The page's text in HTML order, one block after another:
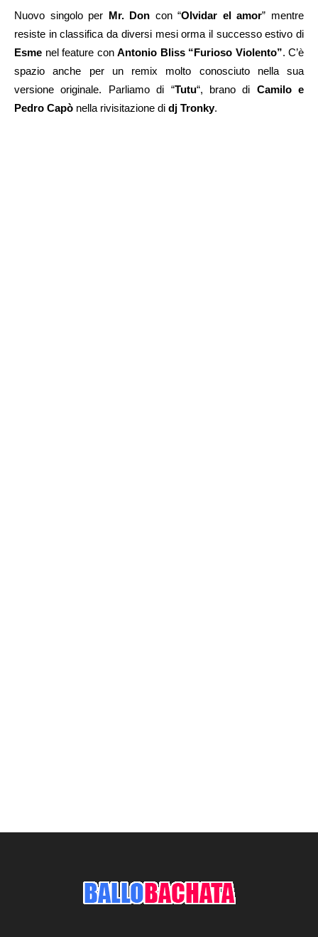
Nuovo singolo per Mr. Don con “Olvidar el amor” mentre
resiste in classifica da diversi mesi orma il successo estivo di
Esme nel feature con Antonio Bliss “Furioso Violento”. C’è
spazio anche per un remix molto conosciuto nella sua
versione originale. Parliamo di “Tutu“, brano di Camilo e
Pedro Capò nella rivisitazione di dj Tronky.